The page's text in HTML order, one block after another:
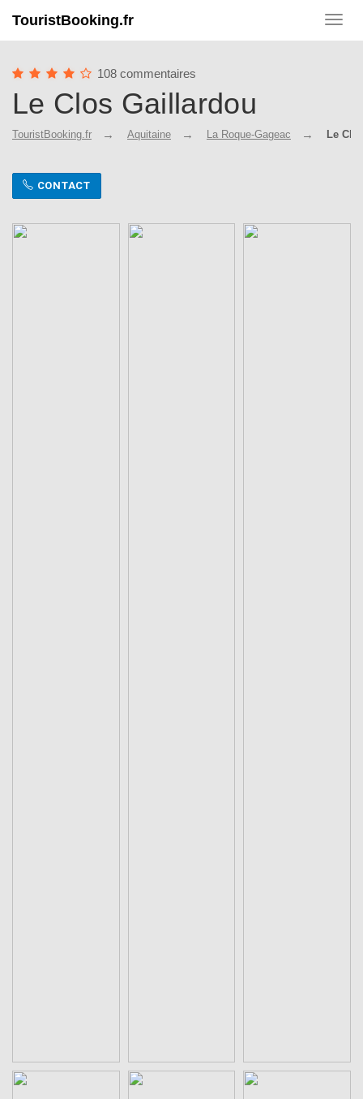
TouristBooking.fr
108 commentaires
Le Clos Gaillardou
TouristBooking.fr Aquitaine La Roque-Gageac Le
CONTACT